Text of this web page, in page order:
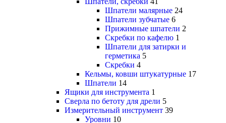
Шпатели малярные 24
Шпатели зубчатые 6
Прижимные шпатели 2
Скребки по кафелю 1
Шпатели для затирки и
герметика 5
Скребки 4
Кельмы, ковши штукатурные 17
Шпатели 14
Ящики для инструмента 1
Сверла по бетоту для дрели 5
Измерительный инструмент 39
Уровни 10